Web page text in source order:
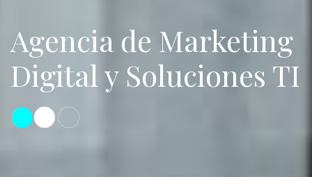
campaña de
marketing digital en
buenas manos